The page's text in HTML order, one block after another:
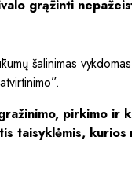
grąžinti
šalinimas
pirkimo ir
taisyklėmis,